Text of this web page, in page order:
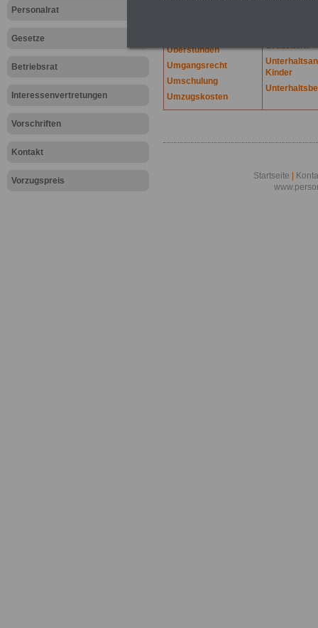
Personalrat
Gesetze
Betriebsrat
Interessenvertretungen
Vorschriften
Kontakt
Vorzugspreis
Überstunden
Umgangsrecht
Umschulung
Umzugskosten
Großeltern
Kinder
Startseite